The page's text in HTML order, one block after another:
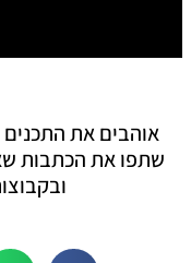
אוהבים את התכנים
שתפו את הכתבות